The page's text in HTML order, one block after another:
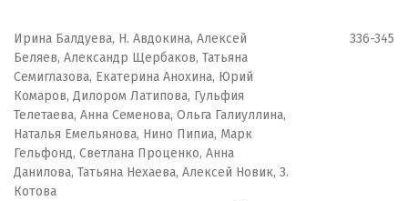
Ирина Балдуева, Н. Авдокина, Алексей
Беляев, Александр Щербаков, Татьяна
Семиглазова, Екатерина Анохина, Юрий
Комаров, Дилором Латипова, Гульфия
Телетаева, Анна Семенова, Ольга Галиуллина,
Наталья Емельянова, Нино Пипиа, Марк
Гельфонд, Светлана Проценко, Анна
Данилова, Татьяна Нехаева, Алексей Новик, З.
Котова
336-345